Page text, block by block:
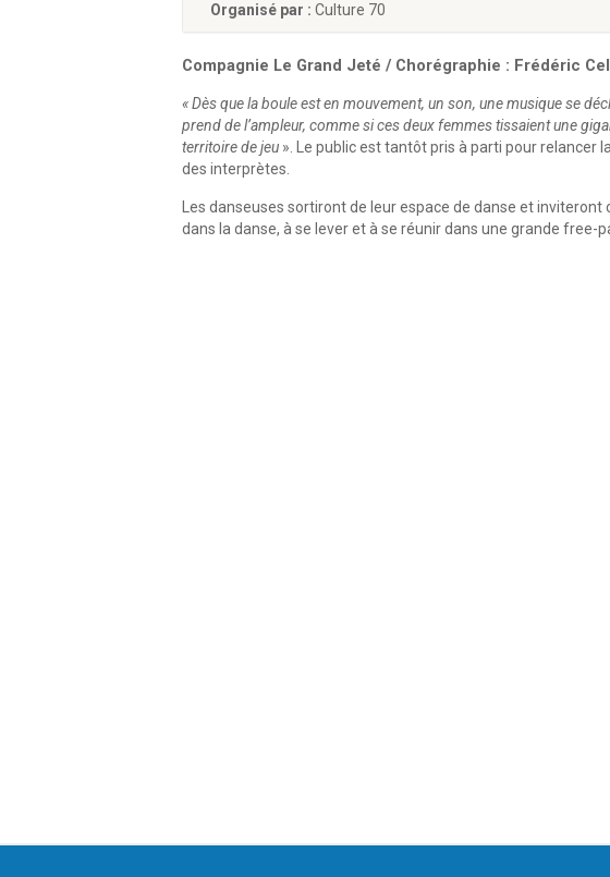
Organisé par : Culture 70
Compagnie Le Grand Jeté / Chorégraphie : Frédéric
« Dès que la boule est en mouvement, un son, une musique se
prend de l’ampleur, comme si ces deux femmes tissaient une
territoire de jeu ». Le public est tantôt pris à parti pour relancer
des interprètes.
Les danseuses sortiront de leur espace de danse et
dans la danse, à se lever et à se réunir dans une grande free-